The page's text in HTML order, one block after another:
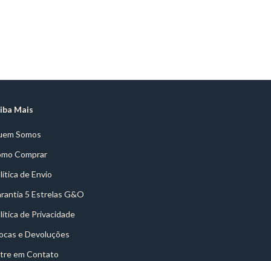
Mais
Somos
Comprar
de Envio
5 Estrelas G&O
de Privacidade
e Devoluções
em Contato